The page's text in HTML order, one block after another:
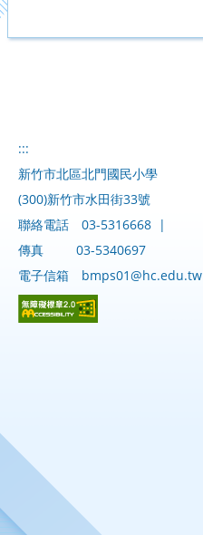
:::
新竹市北區北門國民小學
(300)新竹市水田街33號
聯絡電話
03-5316668 |
傳真
03-5340697
電子信箱
bmps01@hc.edu.tw